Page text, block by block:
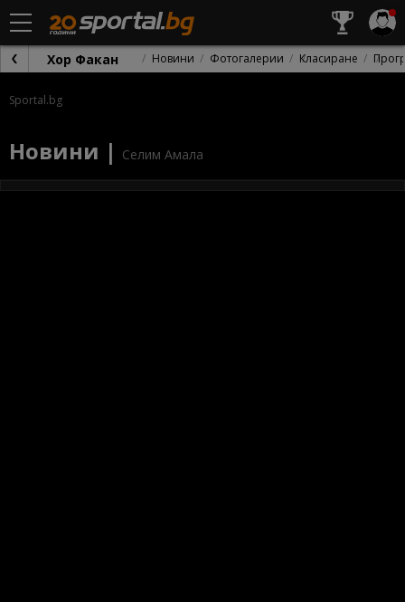
Хор Факан Новини Фотогалерии Класиране
Sportal.bg
Новини | Селим Амала